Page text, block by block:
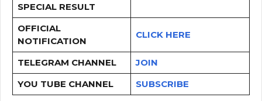
SPECIAL RESULT
OFFICIAL
NOTIFICATION
CLICK HERE
TELEGRAM CHANNEL
JOIN
YOU TUBE CHANNEL
SUBSCRIBE